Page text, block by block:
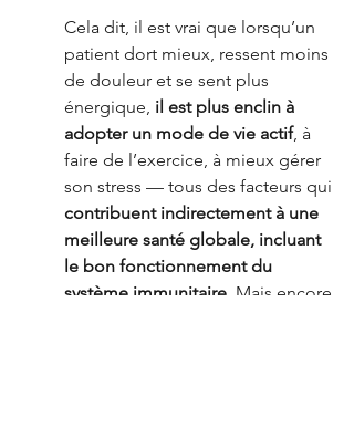
Cela dit, il est vrai que lorsqu’un
patient dort mieux, ressent moins
de douleur et se sent plus
énergique, il est plus enclin à
adopter un mode de vie actif, à
faire de l’exercice, à mieux gérer
son stress — tous des facteurs qui
contribuent indirectement à une
meilleure santé globale, incluant
le bon fonctionnement du
système immunitaire . Mais encore